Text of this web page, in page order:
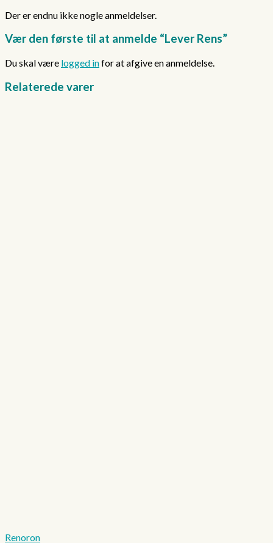
Der er endnu ikke nogle anmeldelser.
Vær den første til at anmelde “Lever Rens”
Du skal være logged infor at afgive en anmeldelse.
Relaterede varer
Renoron